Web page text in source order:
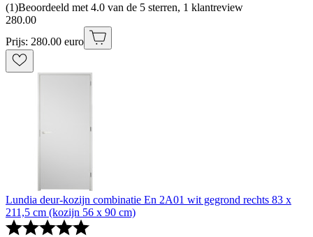
(1)Beoordeeld met 4.0 van de 5 sterren, 1 klantreview
280.00
Prijs: 280.00 euro
Lundia deur-kozijn combinatie En 2A01 wit gegrond rechts 83 x
211,5 cm (kozijn 56 x 90 cm)